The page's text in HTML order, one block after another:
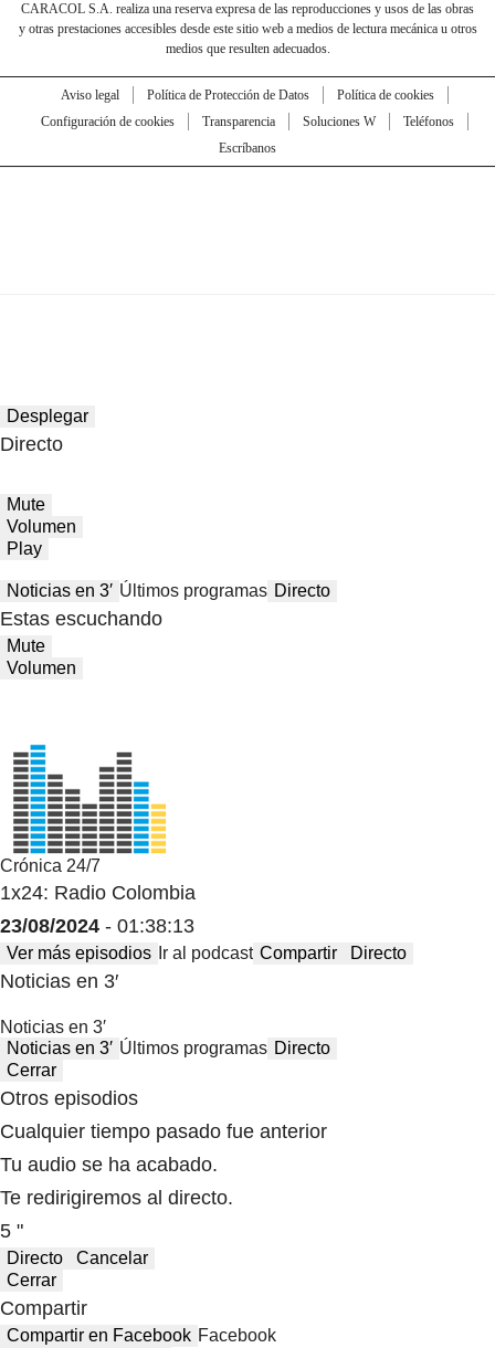
CARACOL S.A. realiza una reserva expresa de las reproducciones y usos de las obras
y otras prestaciones accesibles desde este sitio web a medios de lectura mecánica u otros
medios que resulten adecuados.
Aviso legal Política de Protección de Datos
Política de cookies
Configuración de cookies
Transparencia Soluciones W
Teléfonos
Escríbanos
Desplegar
Directo
Mute
Volumen
Play
Noticias en 3′ Últimos programas Directo
Estas escuchando
Mute
Volumen
Crónica 24/7
1x24: Radio Colombia
23/08/2024 - 01:38:13
Ver más episodios Ir al podcast Compartir Directo
Noticias en 3′
Noticias en 3′
Noticias en 3′ Últimos programas Directo
Cerrar
Otros episodios
Cualquier tiempo pasado fue anterior
Tu audio se ha acabado.
Te redirigiremos al directo.
5 "
Directo
Cancelar
Cerrar
Compartir
Compartir en Facebook Facebook